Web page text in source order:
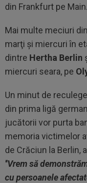
din Frankfurt pe Main.
Mai multe meciuri din
marţi şi miercuri în
dintre Hertha Berlin
miercuri seara, pe
Un minut de
din prima ligă
jucătorii vor purta
memoria victimelor
de Crăciun la Berlin,
''Vrem să
cu persoanele